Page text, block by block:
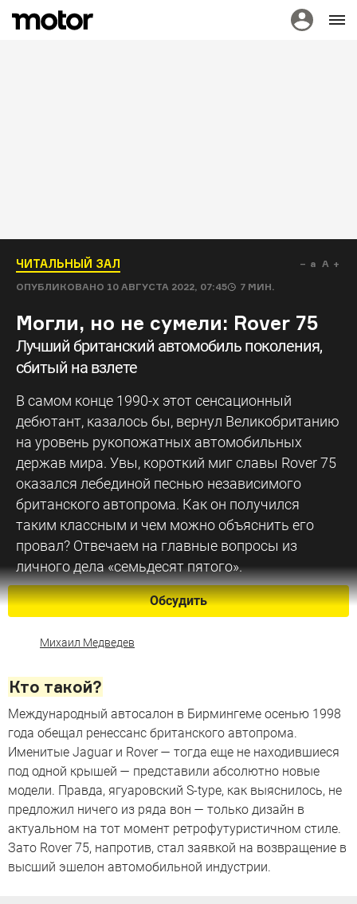
ЧИТАЛЬНЫЙ ЗАЛ
ОПУБЛИКОВАНО 10 АВГУСТА 2022, 07:45 7 МИН.
a A
Могли, но не сумели: Rover 75
Лучший британский автомобиль поколения,
сбитый на взлете
В самом конце 1990-х этот сенсационный
дебютант, казалось бы, вернул Великобританию
на уровень рукопожатных автомобильных
держав мира. Увы, короткий миг славы Rover 75
оказался лебединой песнью независимого
британского автопрома. Как он получился
таким классным и чем можно объяснить его
провал? Отвечаем на главные вопросы из
личного дела «семьдесят пятого».
Обсудить
Михаил Медведев
Кто такой?
Международный автосалон в Бирмингеме осенью 1998
года обещал ренессанс британского автопрома.
Именитые Jaguar и Rover — тогда еще не находившиеся
под одной крышей — представили абсолютно новые
модели. Правда, ягуаровский S-type, как выяснилось, не
предложил ничего из ряда вон — только дизайн в
актуальном на тот момент ретрофутуристичном стиле.
Зато Rover 75, напротив, стал заявкой на возвращение в
высший эшелон автомобильной индустрии.